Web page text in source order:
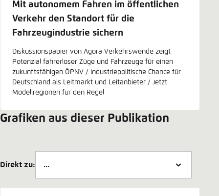
Mit autonomem Fahren im öffentlichen
Verkehr den Standort für die
Fahrzeugindustrie sichern
Diskussionspapier von Agora Verkehrswende zeigt
Potenzial fahrerloser Züge und Fahrzeuge für einen
zukunftsfähigen ÖPNV / Industriepolitische Chance für
Deutschland als Leitmarkt und Leitanbieter / Jetzt
Modellregionen für den Regel
Grafiken aus dieser Publikation
Direkt zu: